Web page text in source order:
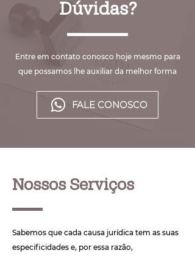
Dúvidas?
Entre em contato conosco hoje mesmo para
que possamos lhe auxiliar da melhor forma
FALE CONOSCO
Nossos Serviços
Sabemos que cada causa jurídica tem as suas
especificidades e, por essa razão,